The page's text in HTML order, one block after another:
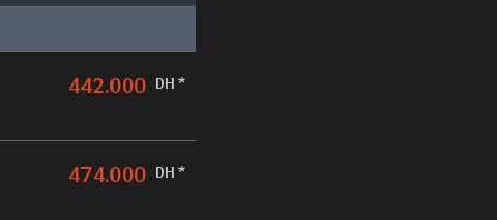
442.000 DH *
474.000 DH *